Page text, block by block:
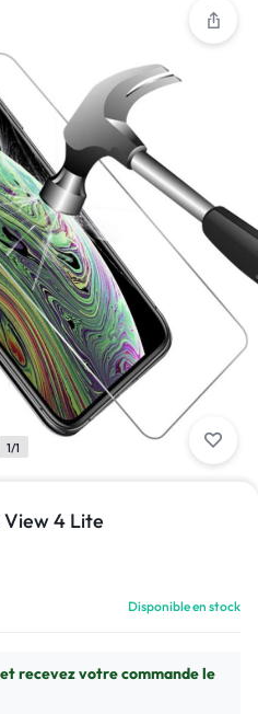
1/1
4 Lite
Disponible en stock
recevez votre commande le